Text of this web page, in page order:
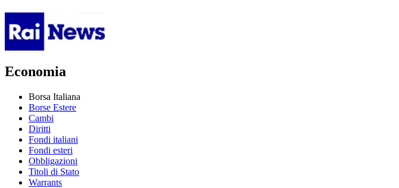
Economia
Borsa Italiana
Borse Estere
Cambi
Diritti
Fondi italiani
Fondi esteri
Obbligazioni
Titoli di Stato
Warrants